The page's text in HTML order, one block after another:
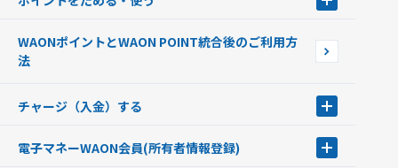
ポイントの有効期限について
WAONポイントとWAON POINT統合後のご利用方
法
チャージ（入金）する
現金でチャージする
電子マネーWAON会員(所有者情報登録)